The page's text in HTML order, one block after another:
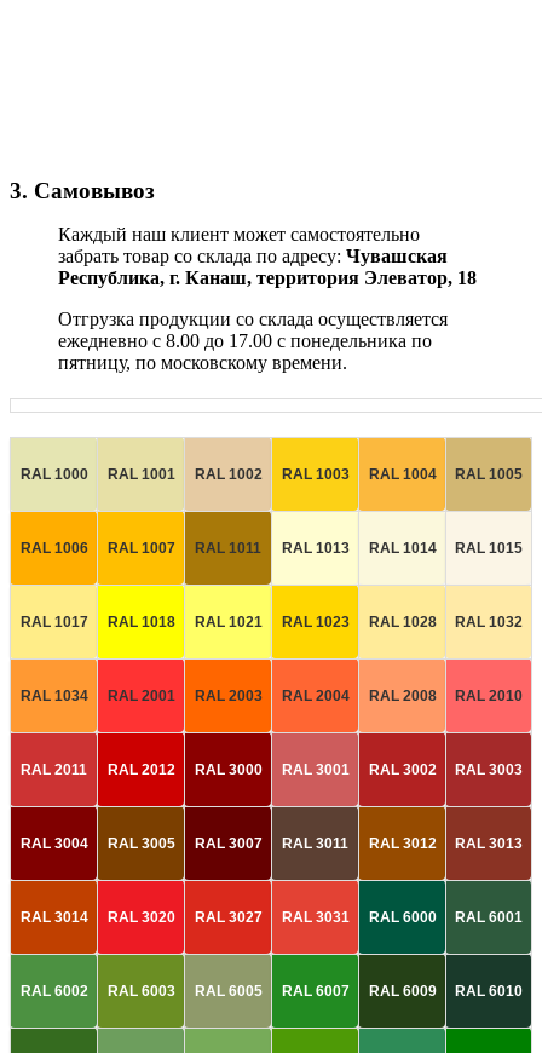
3. Самовывоз
Каждый наш клиент может самостоятельно
забрать товар со склада по адресу: Чувашская
Республика, г. Канаш, территория Элеватор, 18
Отгрузка продукции со склада осуществляется
ежедневно с 8.00 до 17.00 с понедельника по
пятницу, по московскому времени.
RAL 1000 RAL 1001 RAL 1002 RAL 1003 RAL 1004 RAL 1005
RAL 1006 RAL 1007 RAL 1011 RAL 1013 RAL 1014 RAL 1015
RAL 1017 RAL 1018 RAL 1021 RAL 1023 RAL 1028 RAL 1032
RAL 1034 RAL 2001 RAL 2003 RAL 2004 RAL 2008 RAL 2010
RAL 2011 RAL 2012 RAL 3000 RAL 3001 RAL 3002 RAL 3003
RAL 3004 RAL 3005 RAL 3007 RAL 3011 RAL 3012 RAL 3013
RAL 3014 RAL 3020 RAL 3027 RAL 3031 RAL 6000 RAL 6001
RAL 6002 RAL 6003 RAL 6005 RAL 6007 RAL 6009 RAL 6010